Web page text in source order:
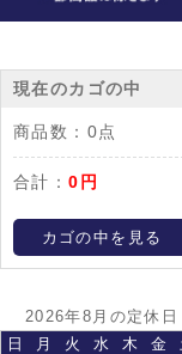
現在のカゴの中
商品数： 0点
合計：0円
カゴの中を見る
2026年8月の定休日
日
月 火 水 木 金